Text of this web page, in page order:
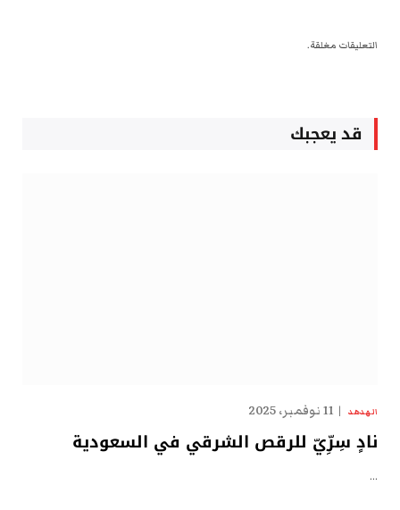
التعليقات مغلقة.
قد يعجبك
الهدهد 11 نوفمبر، 2025
نادٍ سِرِّيّ للرقص الشرقي في السعودية
…